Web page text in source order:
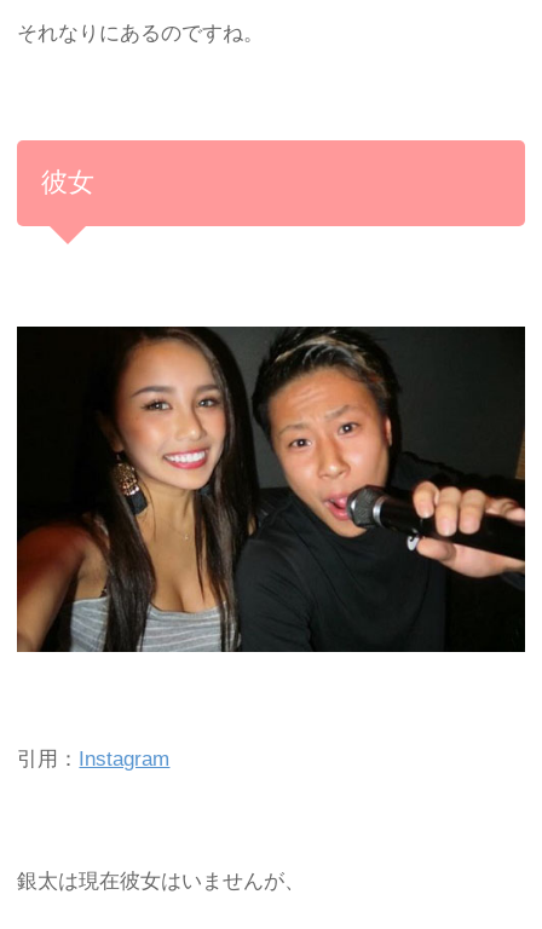
それなりにあるのですね。
彼女
引用： Instagram
銀太は現在彼女はいませんが、